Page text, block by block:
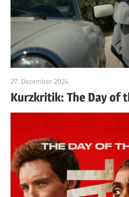
27. Dezember 2024
Kurzkritik: The Day of